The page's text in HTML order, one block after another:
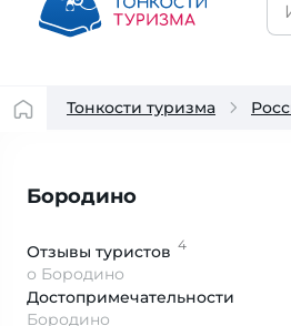
Тонкости туризма
Бородино
Отзывы туристов 4
о Бородино
Достопримеча­тельности
Бородино